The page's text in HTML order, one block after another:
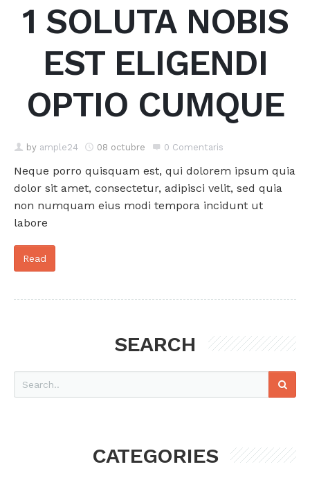
1 SOLUTA NOBIS
EST ELIGENDI
OPTIO CUMQUE
by ample24 08 octubre 0 Comentaris
Neque porro quisquam est, qui dolorem ipsum quia
dolor sit amet, consectetur, adipisci velit, sed quia
non numquam eius modi tempora incidunt ut
labore
Read
SEARCH
Cerca
CATEGORIES